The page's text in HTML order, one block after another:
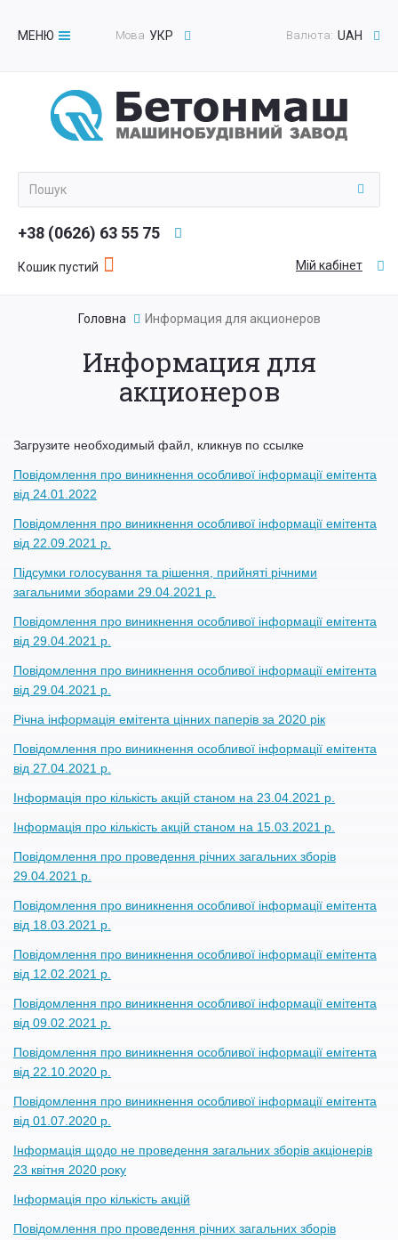
МЕНЮ
Toggle
Валюта: UAH
Мова УКР
+38 (0626) 63 55 75
Кошик пустий Мій кабінет
Головна Информация для акционеров
Информация для
акционеров
Загрузите необходимый файл, кликнув по ссылке
Повідомлення про виникнення особливої інформації емітента
від 24.01.2022
Повідомлення про виникнення особливої інформації емітента
від 22.09.2021 р.
Підсумки голосування та рішення, прийняті річними
загальними зборами 29.04.2021 р.
Повідомлення про виникнення особливої інформації емітента
від 29.04.2021 р.
Повідомлення про виникнення особливої інформації емітента
від 29.04.2021 р.
Річна інформація емітента цінних паперів за 2020 рік
Повідомлення про виникнення особливої інформації емітента
від 27.04.2021 р.
Інформація про кількість акцій станом на 23.04.2021 р.
Інформація про кількість акцій станом на 15.03.2021 р.
Повідомлення про проведення річних загальних зборів
29.04.2021 р.
Повідомлення про виникнення особливої інформації емітента
від 18.03.2021 р.
Повідомлення про виникнення особливої інформації емітента
від 12.02.2021 р.
Повідомлення про виникнення особливої інформації емітента
від 09.02.2021 р.
Повідомлення про виникнення особливої інформації емітента
від 22.10.2020 р.
Повідомлення про виникнення особливої інформації емітента
від 01.07.2020 р.
Інформація щодо не проведення загальних зборів акціонерів
23 квітня 2020 року
Інформація про кількість акцій
Повідомлення про проведення річних загальних зборів